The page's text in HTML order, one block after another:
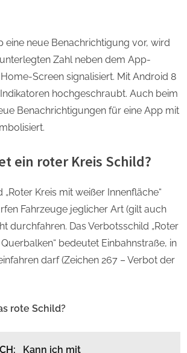
eine neue Benachrichtigung vor, wird
Zahl neben dem App-
Screen signalisiert. Mit Android 8
hochgeschraubt. Auch beim
Benachrichtigungen für eine App mit
ein roter Kreis Schild?
„Roter Kreis mit weißer Innenfläche“
Fahrzeuge jeglicher Art (gilt auch
durchfahren. Das Verbotsschild „Roter
bedeutet Einbahnstraße, in
darf (Zeichen 267 – Verbot der
rote Schild?
Kann ich mit